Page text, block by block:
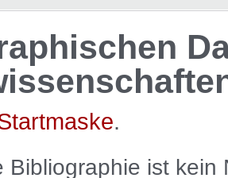
.
Bibliographie ist kein